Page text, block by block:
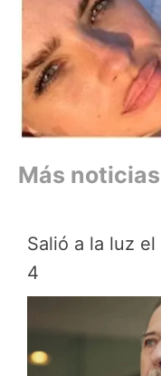
Más noticias
Salió a la luz
4